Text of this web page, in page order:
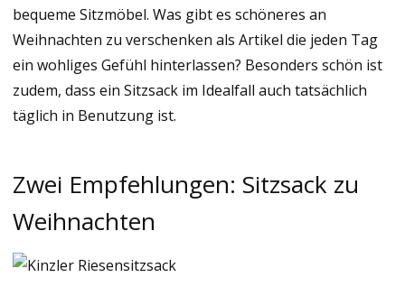
bequeme Sitzmöbel. Was gibt es schöneres an
Weihnachten zu verschenken als Artikel die jeden Tag
ein wohliges Gefühl hinterlassen? Besonders schön ist
zudem, dass ein Sitzsack im Idealfall auch tatsächlich
täglich in Benutzung ist.
Zwei Empfehlungen: Sitzsack zu
Weihnachten